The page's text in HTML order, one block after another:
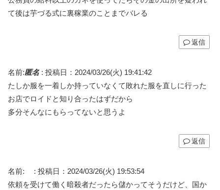
て後は芋づる式に裏稼業のことまでバレる
返信
名前:匿名: 投稿日：2024/03/26(火) 19:41:42
たしか服を一着しか持っていなくて敗れた服を直しに行った
お店でロイドと知り合ったはずだから
多分そんなにもらってないと思うよ
返信
名前: : 投稿日：2024/03/26(火) 19:53:54
依頼を受けて働く暗殺者だったら儲かってそうだけど、国か